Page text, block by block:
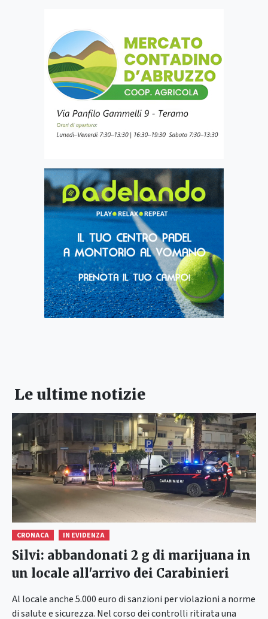
Le ultime notizie
CRONACA IN EVIDENZA
Silvi: abbandonati 2 g di marijuana in
un locale all'arrivo dei Carabinieri
Al locale anche 5.000 euro di sanzioni per violazioni a norme
di salute e sicurezza. Nel corso dei controlli ritirata una